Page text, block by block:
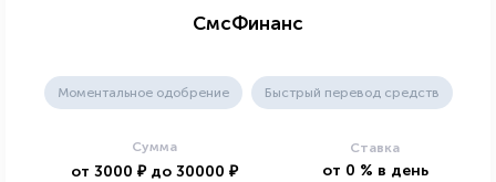
СмсФинанс
Моментальное одобрение Быстрый перевод средств
Сумма
от 3000 ₽ до 30000 ₽
Ставка
от 0 % в день